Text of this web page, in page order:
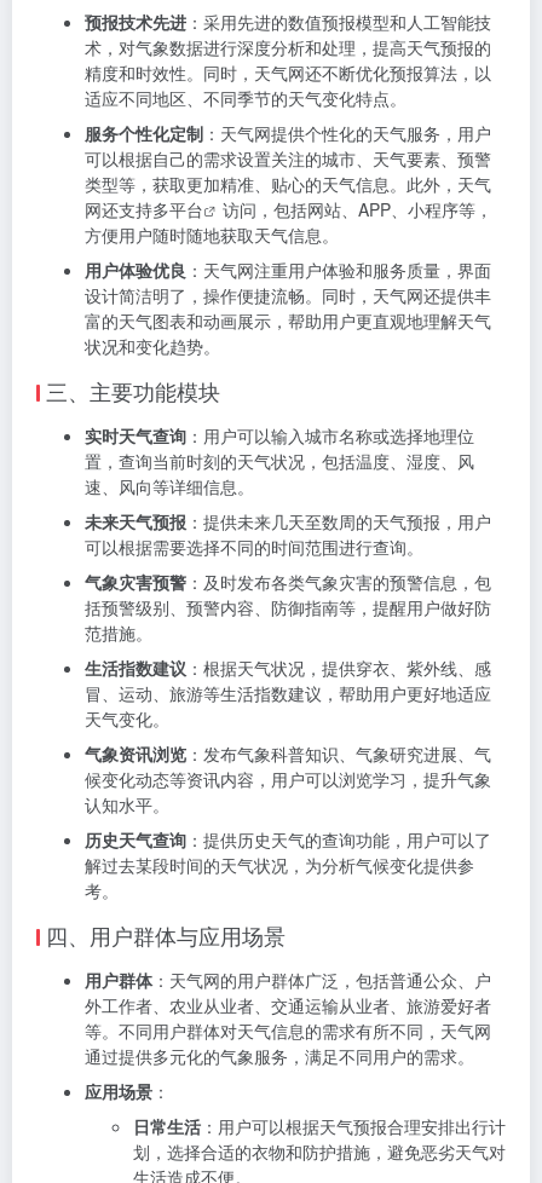
预报技术先进 ：采用先进的数值预报模型和人工智能技
术，对气象数据进行深度分析和处理，提高天气预报的
精度和时效性。同时，天气网还不断优化预报算法，以
适应不同地区、不同季节的天气变化特点。
服务个性化定制 ：天气网提供个性化的天气服务，用户
可以根据自己的需求设置关注的城市、天气要素、预警
类型等，获取更加精准、贴心的天气信息。此外，天气
网还支持多平台
访问，包括网站、APP、小程序等，
方便用户随时随地获取天气信息。
用户体验优良 ：天气网注重用户体验和服务质量，界面
设计简洁明了，操作便捷流畅。同时，天气网还提供丰
富的天气图表和动画展示，帮助用户更直观地理解天气
状况和变化趋势。
三、主要功能模块
实时天气查询 ：用户可以输入城市名称或选择地理位
置，查询当前时刻的天气状况，包括温度、湿度、风
速、风向等详细信息。
未来天气预报 ：提供未来几天至数周的天气预报，用户
可以根据需要选择不同的时间范围进行查询。
气象灾害预警 ：及时发布各类气象灾害的预警信息，包
括预警级别、预警内容、防御指南等，提醒用户做好防
范措施。
生活指数建议 ：根据天气状况，提供穿衣、紫外线、感
冒、运动、旅游等生活指数建议，帮助用户更好地适应
天气变化。
气象资讯浏览 ：发布气象科普知识、气象研究进展、气
候变化动态等资讯内容，用户可以浏览学习，提升气象
认知水平。
历史天气查询 ：提供历史天气的查询功能，用户可以了
解过去某段时间的天气状况，为分析气候变化提供参
考。
四、用户群体与应用场景
用户群体：天气网的用户群体广泛，包括普通公众、户
外工作者、农业从业者、交通运输从业者、旅游爱好者
等。不同用户群体对天气信息的需求有所不同，天气网
通过提供多元化的气象服务，满足不同用户的需求。
应用场景 ：
日常生活 ：用户可以根据天气预报合理安排出行计
划，选择合适的衣物和防护措施，避免恶劣天气对
生活造成不便。